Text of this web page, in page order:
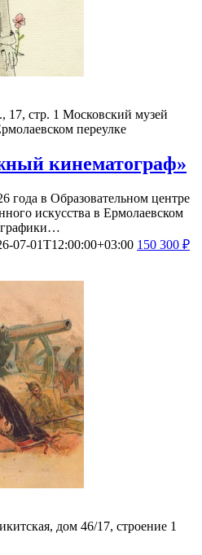
17, стр. 1 Московский музей
переулке
кинематограф»
года в Образовательном центре
искусства в Ермолаевском
графики…
07-01T12:00:00+03:00 150 300 ₽
дом 46/17, строение 1